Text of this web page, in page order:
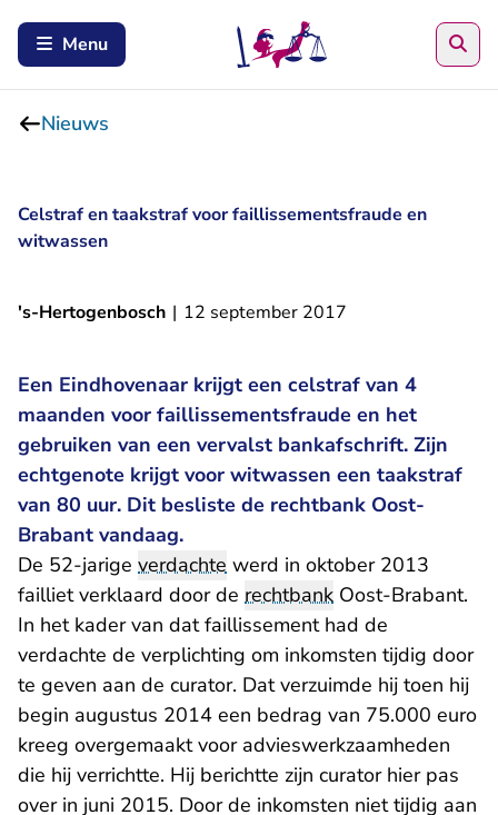
Menu
Nieuws
Celstraf en taakstraf voor faillissementsfraude en
witwassen
's-Hertogenbosch | 12 september 2017
Een Eindhovenaar krijgt een celstraf van 4
maanden voor faillissementsfraude en het
gebruiken van een vervalst bankafschrift. Zijn
echtgenote krijgt voor witwassen een taakstraf
van 80 uur. Dit besliste de rechtbank Oost-
Brabant vandaag.
De 52-jarige verdachte werd in oktober 2013
failliet verklaard door de rechtbank Oost-Brabant.
In het kader van dat faillissement had de
verdachte de verplichting om inkomsten tijdig door
te geven aan de curator. Dat verzuimde hij toen hij
begin augustus 2014 een bedrag van 75.000 euro
kreeg overgemaakt voor advieswerkzaamheden
die hij verrichtte. Hij berichtte zijn curator hier pas
over in juni 2015. Door de inkomsten niet tijdig aan